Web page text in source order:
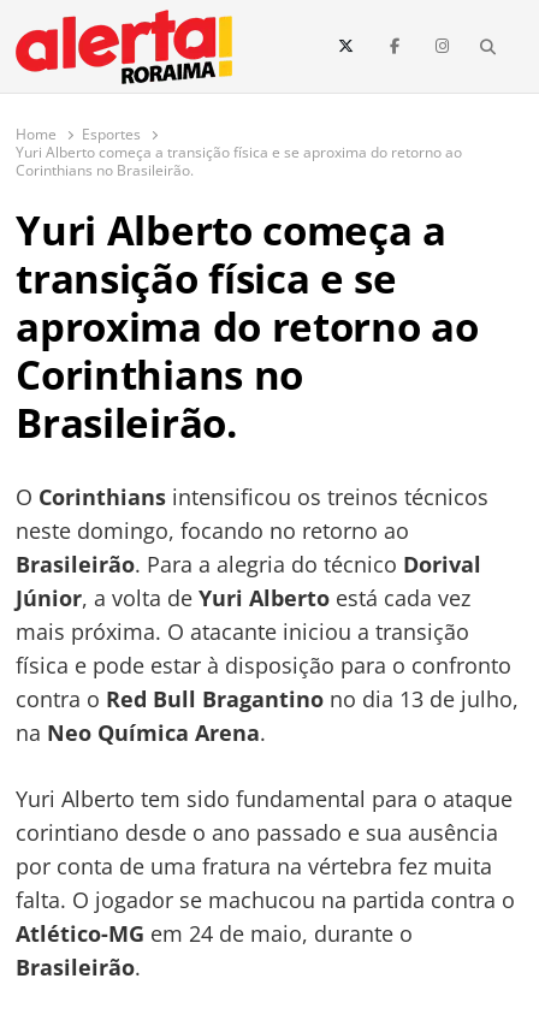
conteúdo
O maior portal de notícias de Roraima
O Alerta Roraima é seu portal de notícias completo sobre política,
e todo o estado de Roraima. Fique sempre informado com
atualizações em tempo real!
Home
Esportes
Yuri Alberto começa a transição física e se aproxima do retorno ao
Corinthians no Brasileirão.
Yuri Alberto começa a
transição física e se
aproxima do retorno ao
Corinthians no
Brasileirão.
O Corinthians intensificou os treinos técnicos
neste domingo, focando no retorno ao
Brasileirão. Para a alegria do técnico Dorival
Júnior, a volta deYuri Alberto está cada vez
mais próxima. O atacante iniciou a transição
física e pode estar à disposição para o confronto
contra o Red Bull Bragantino no dia 13 de julho,
na Neo Química Arena.
Yuri Alberto tem sido fundamental para o ataque
corintiano desde o ano passado e sua ausência
por conta de uma fratura na vértebra fez muita
falta. O jogador se machucou na partida contra o
Atlético-MG em 24 de maio, durante o
Brasileirão.